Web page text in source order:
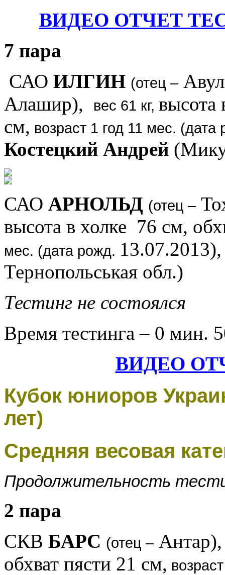
ВИДЕО ОТЧЕТ
7 пара
САО ИЛГИН (отец –
Алашир),
вес 61 кг, высота
см, возраст 1 год 11 мес.
Костецкий Андрей
САО АРНОЛЬД (отец –
высота в холке 76 см,
мес. (дата рожд.
Тернопольськая обл.)
Тестинг не состоялся
Время тестинга – 0 мин.
ВИДЕО
Кубок юниоров
лет)
Средняя весовая
Продолжительность
2 пара
СКВ БАРС (отец –
обхват пясти 21 см,